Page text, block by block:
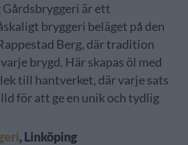
Gårdsbryggeri är ett
bryggeri beläget på den
Berg, där tradition
brygd. Här skapas öl med
till hantverket, där varje sats
för att ge en unik och tydlig
, Linköping